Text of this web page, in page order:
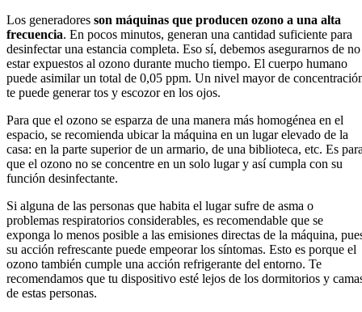
Los generadores son máquinas que producen ozono a una alta
frecuencia. En pocos minutos, generan una cantidad suficiente para
desinfectar una estancia completa. Eso sí, debemos asegurarnos de no
estar expuestos al ozono durante mucho tiempo. El cuerpo humano
puede asimilar un total de 0,05 ppm. Un nivel mayor de
te puede generar tos y escozor en los ojos.
Para que el ozono se esparza de una manera más homogénea en el
espacio, se recomienda ubicar la máquina en un lugar elevado de la
casa: en la parte superior de un armario, de una biblioteca, etc. Es
que el ozono no se concentre en un solo lugar y así cumpla con su
función desinfectante.
Si alguna de las personas que habita el lugar sufre de asma o
problemas respiratorios considerables, es recomendable que se
exponga lo menos posible a las emisiones directas de la máquina,
su acción refrescante puede empeorar los síntomas. Esto es porque el
ozono también cumple una acción refrigerante del entorno. Te
recomendamos que tu dispositivo esté lejos de los dormitorios y
de estas personas.